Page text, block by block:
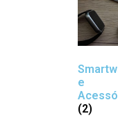
e
(2)